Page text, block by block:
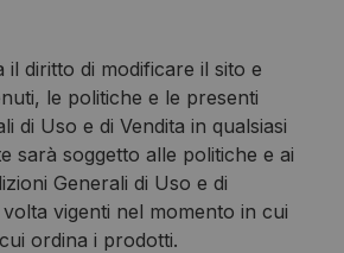
il diritto di modificare il sito e
le politiche e le presenti
di Uso e di Vendita in qualsiasi
sarà soggetto alle politiche e ai
Generali di Uso e di
vigenti nel momento in cui
ordina i prodotti.